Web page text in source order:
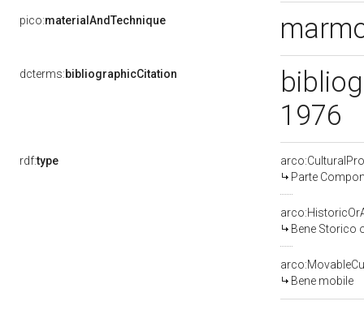
pico:materialAndTechnique
dcterms:bibliographicCitation
1976
rdf:type
Parte
Bene Storico
Bene mobile